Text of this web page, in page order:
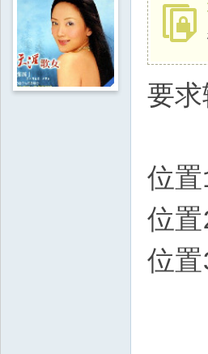
要
位
位置
位